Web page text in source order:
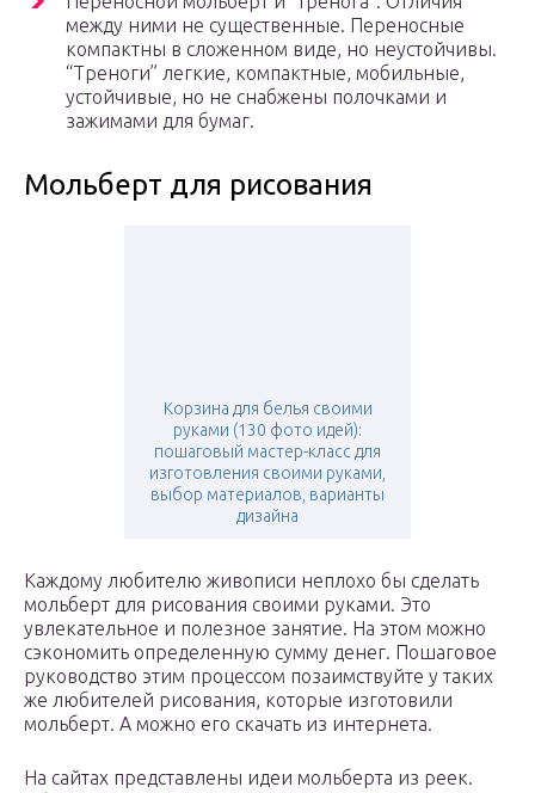
между ними не существенные. Переносные
компактны в сложенном виде, но неустойчивы.
“Треноги” легкие, компактные, мобильные,
устойчивые, но не снабжены полочками и
зажимами для бумаг.
Мольберт для рисования
Корзина для белья своими
руками (130 фото идей):
пошаговый мастер-класс для
изготовления своими руками,
выбор материалов, варианты
дизайна
Каждому любителю живописи неплохо бы сделать
мольберт для рисования своими руками. Это
увлекательное и полезное занятие. На этом можно
сэкономить определенную сумму денег. Пошаговое
руководство этим процессом позаимствуйте у таких
же любителей рисования, которые изготовили
мольберт. А можно его скачать из интернета.
На сайтах представлены идеи мольберта из реек.